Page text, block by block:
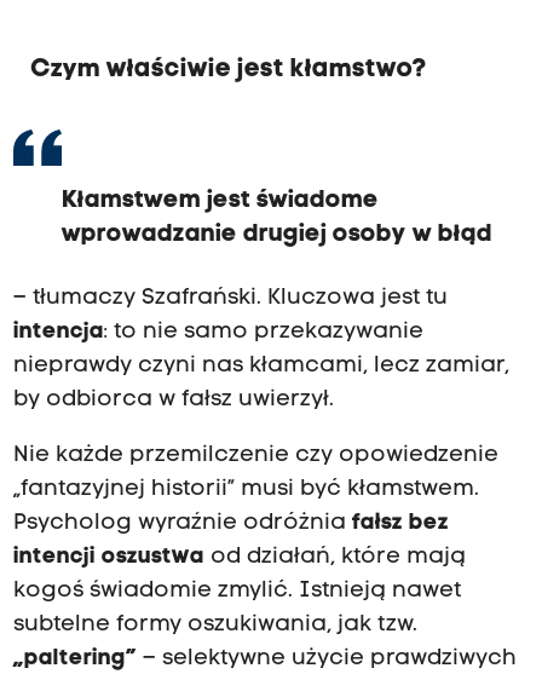
Czym właściwie jest kłamstwo?
Kłamstwem jest świadome
wprowadzanie drugiej osoby w błąd
– tłumaczy Szafrański. Kluczowa jest tu
intencja: to nie samo przekazywanie
nieprawdy czyni nas kłamcami, lecz zamiar,
by odbiorca w fałsz uwierzył.
Nie każde przemilczenie czy opowiedzenie
„fantazyjnej historii” musi być kłamstwem.
Psycholog wyraźnie odróżnia fałsz bez
intencji oszustwa od działań, które mają
kogoś świadomie zmylić. Istnieją nawet
subtelne formy oszukiwania, jak tzw.
„paltering” – selektywne użycie prawdziwych